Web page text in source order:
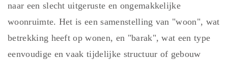
naar een slecht uitgeruste en ongemakkelijke
woonruimte. Het is een samenstelling van "woon", wat
betrekking heeft op wonen, en "barak", wat een type
eenvoudige en vaak tijdelijke structuur of gebouw